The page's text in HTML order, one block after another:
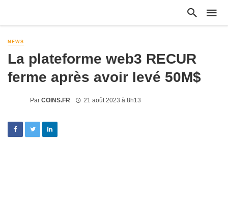
NEWS
La plateforme web3 RECUR
ferme après avoir levé 50M$
Par COINS.FR 21 août 2023 à 8h13